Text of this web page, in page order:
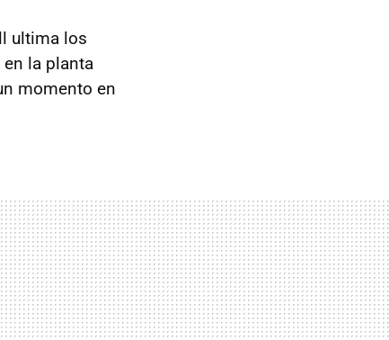
ultima los
la planta
momento en